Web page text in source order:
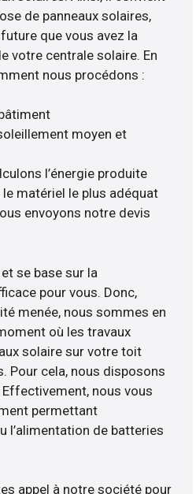
de panneaux solaires,
que vous avez la
votre centrale solaire. En
nous procédons :
moyen et
l’énergie produite
matériel le plus adéquat
envoyons notre devis
se base sur la
pour vous. Donc,
menée, nous sommes en
où les travaux
solaire sur votre toit
Pour cela, nous disposons
nous vous
permettant
l’alimentation de batteries
appel à notre société pour